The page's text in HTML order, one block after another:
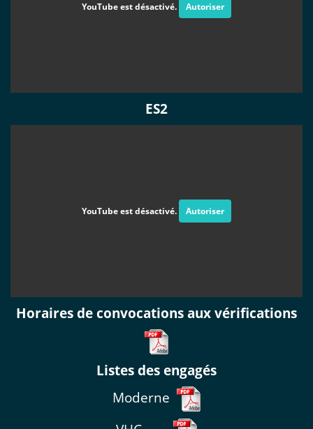
YouTube est désactivé. Autoriser
ES2
YouTube est désactivé. Autoriser
Horaires de convocations aux vérifications
Listes des engagés
Moderne